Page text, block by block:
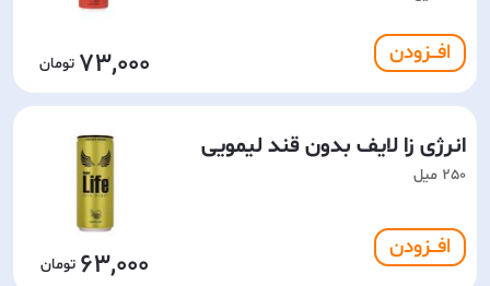
افـــزودن 73,000
انرژی زا لایف بدون قند لیمویی
250 میل
افـــزودن 63,000